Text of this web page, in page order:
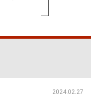
2024.02.27